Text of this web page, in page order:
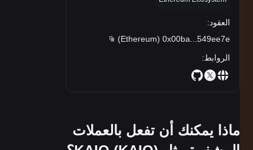
العقود:
0x00ba
549ee7e
(
Ethereum
)
الروابط:
ماذا يمكنك أن تفعل بالعملات